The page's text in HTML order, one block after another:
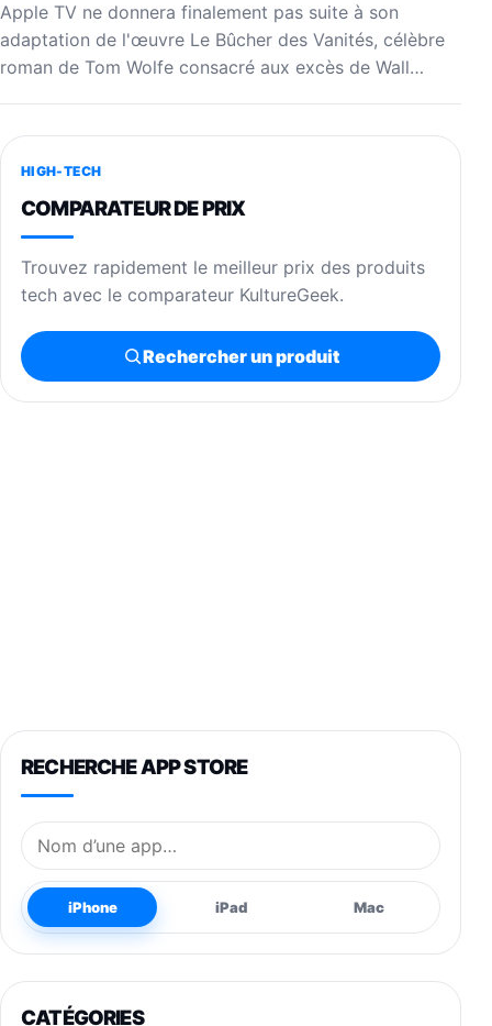
Apple TV ne donnera finalement pas suite à son
adaptation de l'œuvre Le Bûcher des Vanités, célèbre
roman de Tom Wolfe consacré aux excès de Wall…
HIGH-TECH
COMPARATEUR DE PRIX
Trouvez rapidement le meilleur prix des produits
tech avec le comparateur KultureGeek.
Rechercher un produit
RECHERCHE APP STORE
Nom de l’application
iPhone iPad Mac
CATÉGORIES